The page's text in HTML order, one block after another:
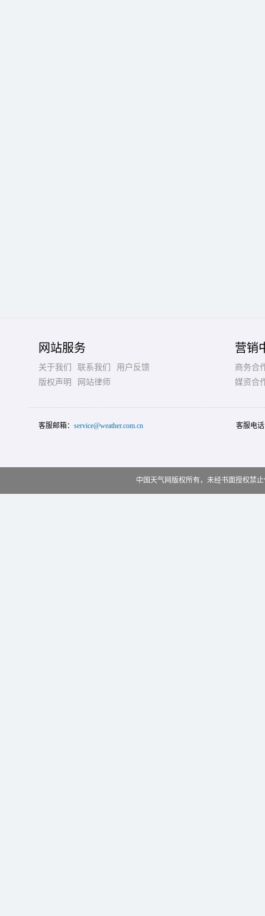
网站服务
关于我们 联系我们
用户反馈
版权声明
网站律师
营销
商务合
媒资合
客服邮箱： service@weather.com.cn 客服电
中国天气网版权所有，未经书面授权